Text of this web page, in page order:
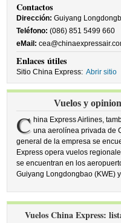
Contactos
Dirección: Guiyang
Teléfono: (086) 851 5499 660
eMail:
Enlaces útiles
Sitio China Express: Abrir sitio
Vuelos y
C hina Express Airlines,
una aerolínea privada de
general de la empresa se
Express opera vuelos
se encuentran en los
Guiyang Longdongbao (KWE)
Vuelos China Express: